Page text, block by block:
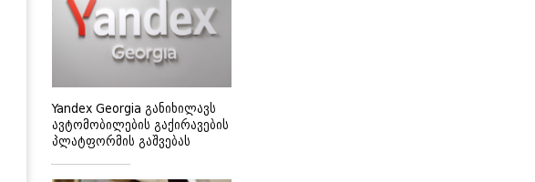
Yandex Georgia განიხილავს
ავტომობილების გაქირავების
პლატფორმის გაშვებას